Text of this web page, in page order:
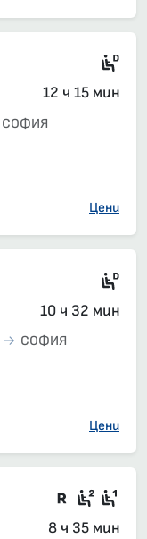
12 ч 15 мин
СОФИЯ
Цени
10 ч 32 мин
СОФИЯ
Цени
Във
8 ч 35 мин